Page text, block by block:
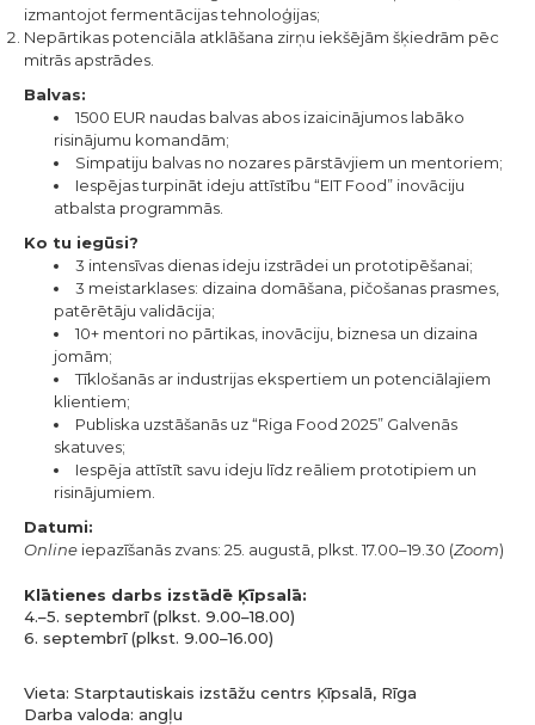
izmantojot fermentācijas tehnoloģijas;
Nepārtikas potenciāla atklāšana zirņu iekšējām šķiedrām pēc
mitrās apstrādes.
Balvas:
1500 EUR naudas balvas abos izaicinājumos labāko
risinājumu komandām;
Simpatiju balvas no nozares pārstāvjiem un mentoriem;
Iespējas turpināt ideju attīstību “EIT Food” inovāciju
atbalsta programmās.
Ko tu iegūsi?
3 intensīvas dienas ideju izstrādei un prototipēšanai;
3 meistarklases: dizaina domāšana, pičošanas prasmes,
patērētāju validācija;
10+ mentori no pārtikas, inovāciju, biznesa un dizaina
jomām;
Tīklošanās ar industrijas ekspertiem un potenciālajiem
klientiem;
Publiska uzstāšanās uz “Riga Food 2025” Galvenās
skatuves;
Iespēja attīstīt savu ideju līdz reāliem prototipiem un
risinājumiem.
Datumi:
Online iepazīšanās zvans: 25. augustā, plkst. 17.00–19.30 (Zoom)
Klātienes darbs izstādē Ķīpsalā:
4.–5. septembrī (plkst. 9.00–18.00)
6. septembrī (plkst. 9.00–16.00)
Vieta: Starptautiskais izstāžu centrs Ķīpsalā, Rīga
Darba valoda: angļu